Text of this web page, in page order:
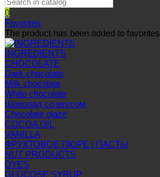
0
Favorites
The product has been added to favorites
INGREDIENTS
CHOCOLATE
Dark chocolate
Milk chocolate
White chocolate
Шоколад со вкусом
Chocolate glaze
COCOA OIL
VANILLA
ФРУКТОВОЕ ПЮРЕ | ПАСТЫ
NUT PRODUCTS
DYES
GLUCOSE SYRUP